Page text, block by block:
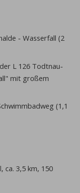
- Wasserfall (2
L 126 Todtnau-
mit großem
(1,1
ca. 3,5 km, 150